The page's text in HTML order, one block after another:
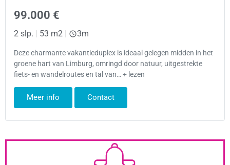
99.000 €
2 slp. 53 m2 3m
Deze charmante vakantieduplex is ideaal gelegen midden in het
groene hart van Limburg, omringd door natuur, uitgestrekte
fiets- en wandelroutes en tal van… + lezen
Meer info Contact